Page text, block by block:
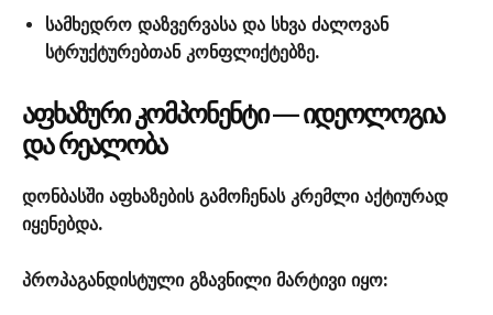
სამხედრო დაზვერვასა და სხვა ძალოვან
სტრუქტურებთან კონფლიქტებზე.
ᲐᲤᲮᲐᲖᲣᲠᲘ ᲙᲝᲛᲞᲝᲜᲔᲜᲢᲘ — ᲘᲓᲔᲝᲚᲝᲒᲘᲐ
ᲓᲐ ᲠᲔᲐᲚᲝᲑᲐ
დონბასში აფხაზების გამოჩენას კრემლი აქტიურად
იყენებდა.
პროპაგანდისტული გზავნილი მარტივი იყო: